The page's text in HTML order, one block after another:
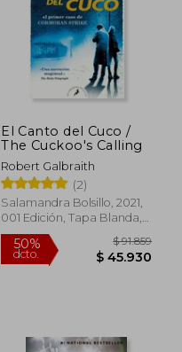
50%
El Canto del Cuco /
The Cuckoo's Calling
Robert Galbraith
(2)
Salamandra Bolsillo, 2021,
001 Edición, Tapa Blanda,
Nuevo